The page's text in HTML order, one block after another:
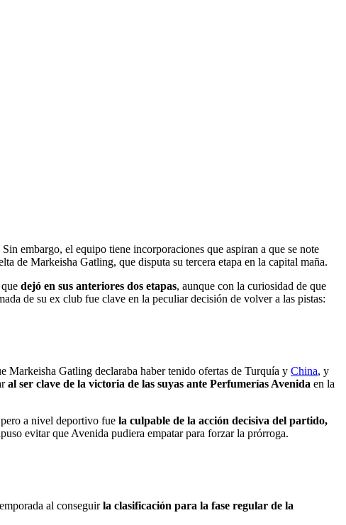
Sin embargo, el equipo tiene incorporaciones que aspiran a que se note
de Markeisha Gatling, que disputa su tercera etapa en la capital maña.
dejó en sus anteriores dos etapas, aunque con la curiosidad de que
de su ex club fue clave en la peculiar decisión de volver a las pistas:
Markeisha Gatling declaraba haber tenido ofertas de Turquía y China, y
al ser clave de la victoria de las suyas ante Perfumerías Avenida en la
a nivel deportivo fue la culpable de la acción decisiva del partido,
evitar que Avenida pudiera empatar para forzar la prórroga.
al conseguirla clasificación para la fase regular de la